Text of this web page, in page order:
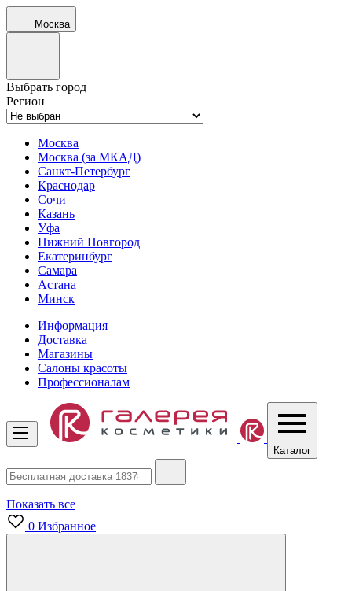
Москва
Выбрать город
Регион
Москва
Москва (за МКАД)
Санкт-Петербург
Краснодар
Сочи
Казань
Уфа
Нижний Новгород
Екатеринбург
Самара
Астана
Минск
Информация
Доставка
Магазины
Салоны красоты
Профессионалам
Каталог
Показать все
0 Избранное